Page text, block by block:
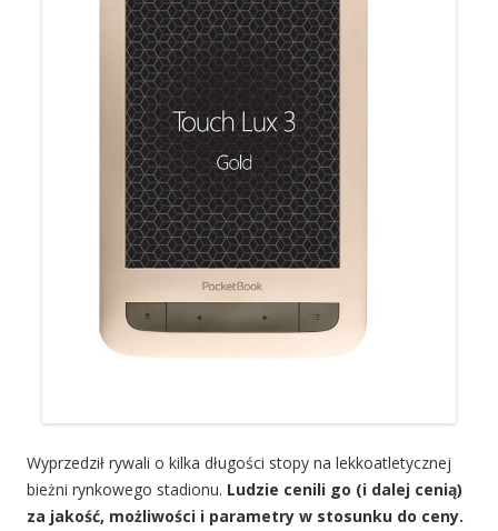
Wyprzedził rywali o kilka długości stopy na lekkoatletycznej
bieżni rynkowego stadionu. Ludzie cenili go (i dalej cenią)
za jakość, możliwości i parametry w stosunku do ceny.